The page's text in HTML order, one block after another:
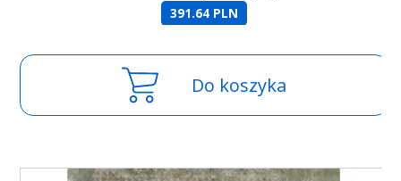
391.64 PLN
Do koszyka